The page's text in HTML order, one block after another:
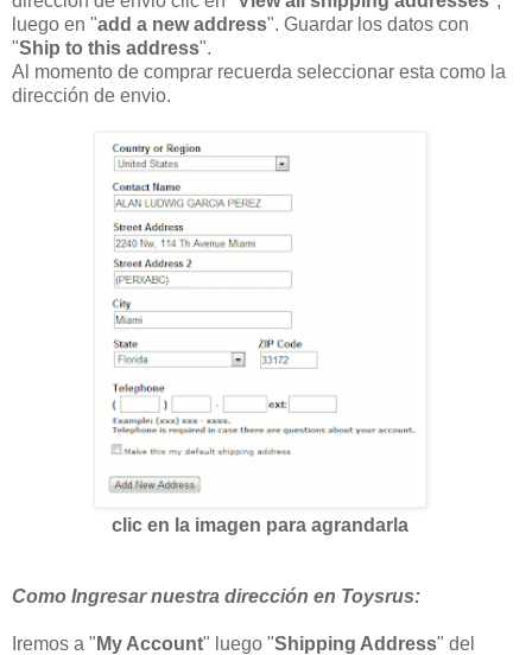
luego en "add a new address". Guardar los datos con
"Ship to this address".
Al momento de comprar recuerda seleccionar esta como la
dirección de envio.
clic en la imagen para agrandarla
Como Ingresar nuestra dirección en Toysrus:
Iremos a " My Account" luego "Shipping Address" del